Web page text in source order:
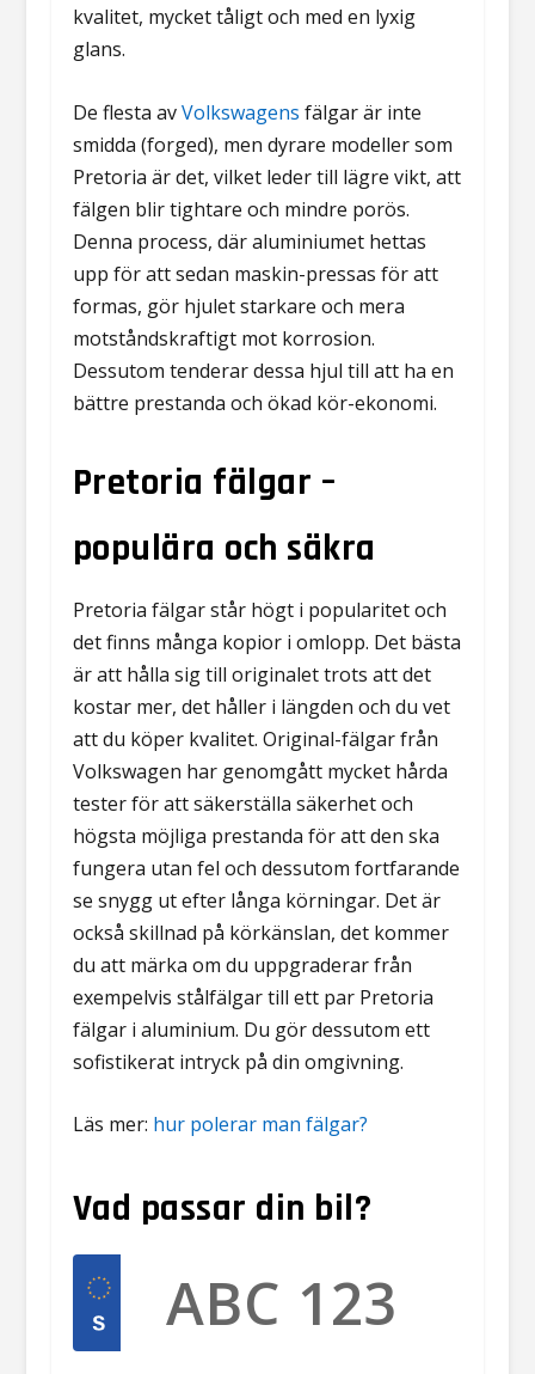
kvalitet, mycket tåligt och med en lyxig
glans.
De flesta avVolkswagens fälgar är inte
smidda (forged), men dyrare modeller som
Pretoria är det, vilket leder till lägre vikt, att
fälgen blir tightare och mindre porös.
Denna process, där aluminiumet hettas
upp för att sedan maskin-pressas för att
formas, gör hjulet starkare och mera
motståndskraftigt mot korrosion.
Dessutom tenderar dessa hjul till att ha en
bättre prestanda och ökad kör-ekonomi.
Pretoria fälgar –
populära och säkra
Pretoria fälgar står högt i popularitet och
det finns många kopior i omlopp. Det bästa
är att hålla sig till originalet trots att det
kostar mer, det håller i längden och du vet
att du köper kvalitet. Original-fälgar från
Volkswagen har genomgått mycket hårda
tester för att säkerställa säkerhet och
högsta möjliga prestanda för att den ska
fungera utan fel och dessutom fortfarande
se snygg ut efter långa körningar. Det är
också skillnad på körkänslan, det kommer
du att märka om du uppgraderar från
exempelvis stålfälgar till ett par Pretoria
fälgar i aluminium. Du gör dessutom ett
sofistikerat intryck på din omgivning.
Läs mer: hur polerar man fälgar?
Vad passar din bil?